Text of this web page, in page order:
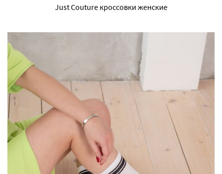
Just Couture кроссовки женские